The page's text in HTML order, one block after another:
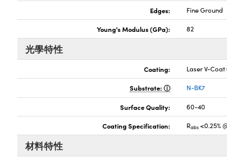
Edges: Fine Ground
Young's Modulus (GPa): 82
光學特性
Coating: Laser V-Coat
Substrate: N-BK7
Surface Quality: 60-40
Coating Specification: Rabs <0.25%
材料特性